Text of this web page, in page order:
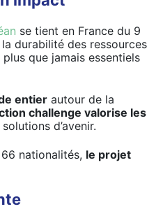
se tient en France du 9
durabilité des ressources
que jamais essentiels
entier autour de la
challenge valorise les
d’avenir.
nationalités, le projet